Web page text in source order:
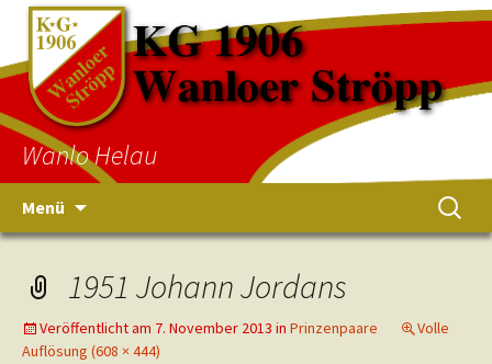
Wanlo Helau
Menü
1951 Johann Jordans
Veröffentlicht am 7. November 2013 in Prinzenpaare
Volle
Auflösung (608 × 444)